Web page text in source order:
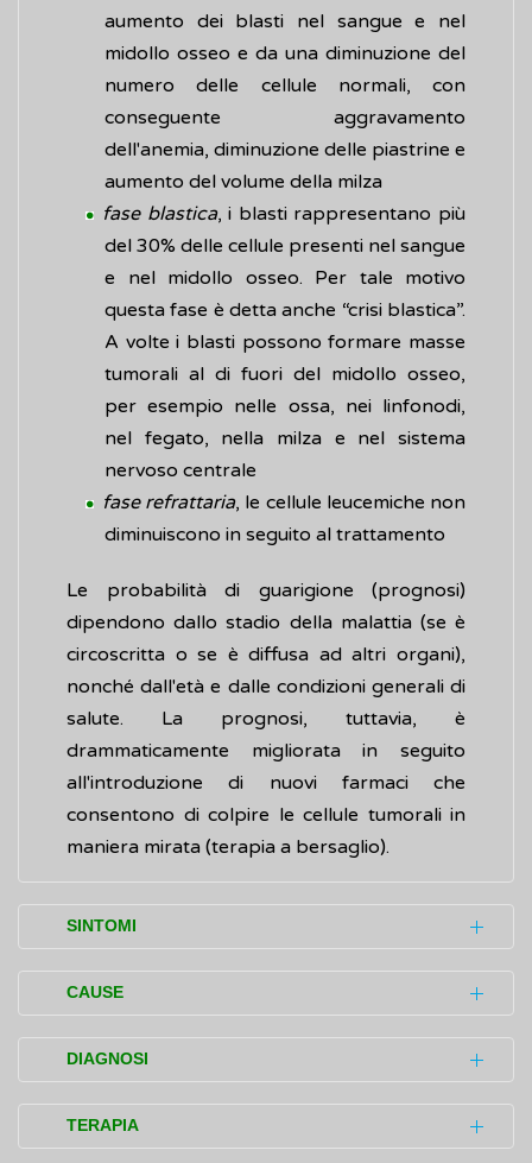
aumento dei blasti nel sangue e nel
midollo osseo e da una diminuzione del
numero delle cellule normali, con
conseguente aggravamento
dell'anemia, diminuzione delle piastrine e
aumento del volume della milza
fase blastica, i blasti rappresentano più
del 30% delle cellule presenti nel sangue
e nel midollo osseo. Per tale motivo
questa fase è detta anche “crisi blastica”.
A volte i blasti possono formare masse
tumorali al di fuori del midollo osseo,
per esempio nelle ossa, nei linfonodi,
nel fegato, nella milza e nel sistema
nervoso centrale
fase refrattaria, le cellule leucemiche non
diminuiscono in seguito al trattamento
Le probabilità di guarigione (prognosi)
dipendono dallo stadio della malattia (se è
circoscritta o se è diffusa ad altri organi),
nonché dall'età e dalle condizioni generali di
salute. La prognosi, tuttavia, è
drammaticamente migliorata in seguito
all'introduzione di nuovi farmaci che
consentono di colpire le cellule tumorali in
maniera mirata (terapia a bersaglio).
SINTOMI
Nella fase iniziale la leucemia mieloide
cronica (LMC), in genere, non provoca
disturbi (sintomi) evidenti e spesso è
diagnosticata casualmente nel corso di
accertamenti eseguiti per indagare altri
problemi di salute.
CAUSE
La leucemia mieloide cronica è causata da
unamutazionedelDNAnelle cellule
staminali del midollo osseo.
DIAGNOSI
Sebbene la leucemia mieloide cronica sia
spesso riscontrata durante esami periodici
TERAPIA